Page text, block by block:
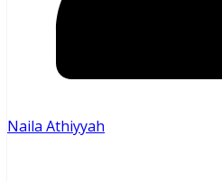
Naila Athiyyah